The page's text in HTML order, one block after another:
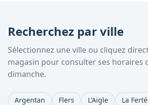
Recherchez par ville
Sélectionnez une ville ou cliquez
magasin pour consulter ses horaires
dimanche.
Argentan Flers L'Aigle La